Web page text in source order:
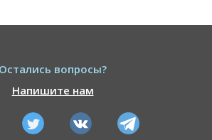
Остались вопросы?
Напишите нам